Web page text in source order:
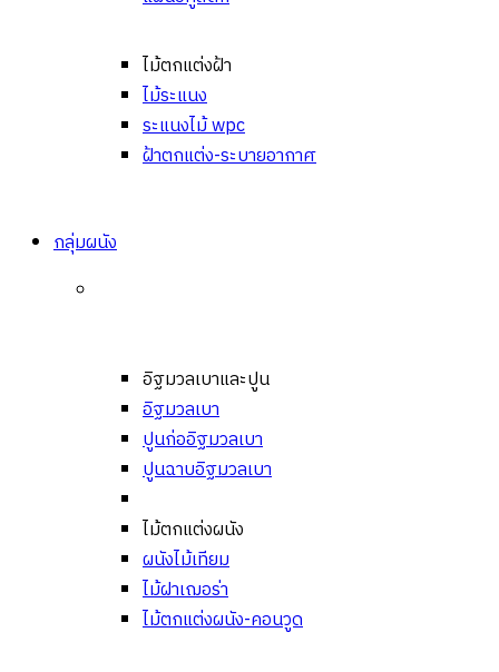
ไม้ตกแต่งฝ้า
ไม้ระแนง
ระแนงไม้ wpc
ฝ้าตกแต่ง-ระบายอากาศ
กลุ่มผนัง
อิฐมวลเบาและปูน
อิฐมวลเบา
ปูนก่ออิฐมวลเบา
ปูนฉาบอิฐมวลเบา
ไม้ตกแต่งผนัง
ผนังไม้เทียม
ไม้ฝาเฌอร่า
ไม้ตกแต่งผนัง-คอนวูด